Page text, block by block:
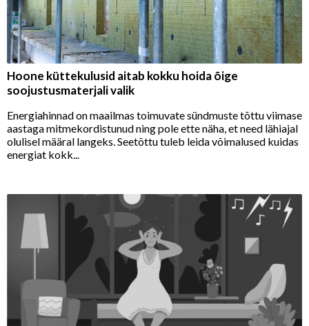
Hoone küttekulusid aitab kokku hoida õige
soojustusmaterjali valik
Energiahinnad on maailmas toimuvate sündmuste tõttu viimase
aastaga mitmekordistunud ning pole ette näha, et need lähiajal
olulisel määral langeks. Seetõttu tuleb leida võimalused kuidas
energiat kokk...